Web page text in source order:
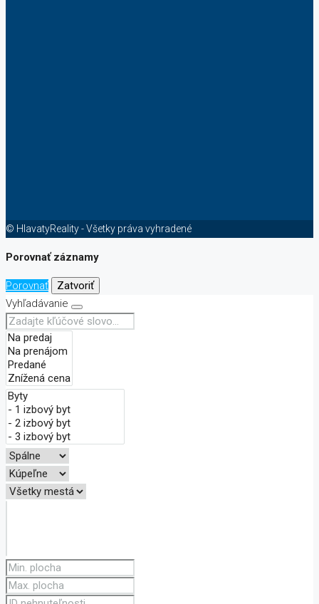
© HlavatyReality - Všetky práva vyhradené
Porovnať záznamy
Porovnať
Zatvoriť
Vyhľadávanie